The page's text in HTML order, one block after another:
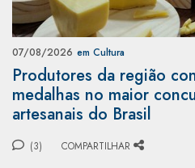
07/08/2026 em Cultura
Produtores da região
medalhas no maior
artesanais do Brasil
(3) COMPARTILHAR